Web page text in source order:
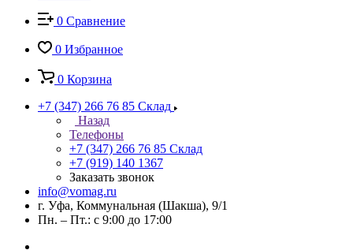
0 Сравнение
0 Избранное
0 Корзина
+7 (347) 266 76 85 Склад
Назад
Телефоны
+7 (347) 266 76 85 Склад
+7 (919) 140 1367
Заказать звонок
info@vomag.ru
г. Уфа, Коммунальная (Шакша), 9/1
Пн. – Пт.: с 9:00 до 17:00